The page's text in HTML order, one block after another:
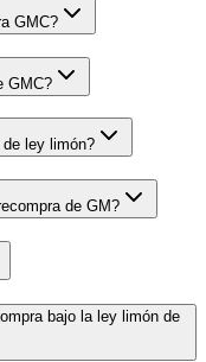
GMC?
GMC?
ley limón?
de GM?
bajo la ley limón de